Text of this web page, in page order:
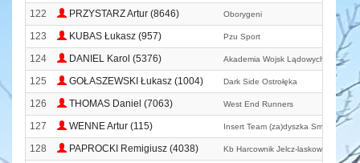
122 PRZYSTARZ Artur (8646) Oborygeni
123 KUBAS Łukasz (957) Pzu Sport
124 DANIEL Karol (5376) Akademia Wojsk Lądowych
125 GOŁASZEWSKI Łukasz (1004) Dark Side Ostrołęka
126 THOMAS Daniel (7063) West End Runners
127 WENNE Artur (115) Insert Team (za)dyszka Smolec
128 PAPROCKI Remigiusz (4038) Kb Harcownik Jelcz-laskowice